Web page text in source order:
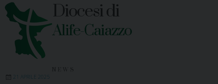
Diocesi di
Alife-Caiazzo
21 APRILE 2025